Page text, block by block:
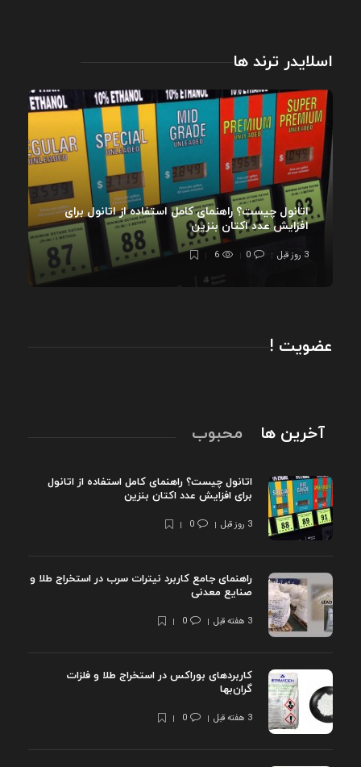
اسلایدر ترند ها
اتانول چیست؟ راهنمای کامل استفاده از اتانول برای
افزایش عدد اکتان بنزین
3 روز قبل 0
6
عضویت !
آخرین ها محبوب
اتانول چیست؟ راهنمای کامل استفاده از اتانول
برای افزایش عدد اکتان بنزین
3 روز قبل 0
راهنمای جامع کاربرد نیترات سرب در استخراج طلا و
صنایع معدنی
3 هفته قبل 0
کاربردهای بوراکس در استخراج طلا و فلزات
گران‌بها
3 هفته قبل 0